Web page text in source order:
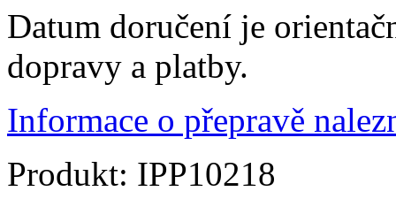
Datum doručení je
dopravy a platby.
Informace o přepravě
Produkt: IPP10218